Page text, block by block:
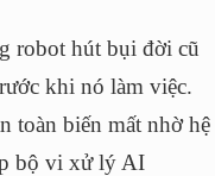
robot hút bụi đời cũ
khi nó làm việc.
toàn biến mất nhờ hệ
bộ vi xử lý AI